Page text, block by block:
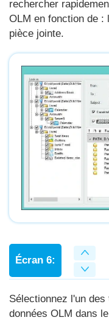
rechercher
OLM en fonction de :
pièce jointe.
Écran 6:
Sélectionnez l'un
données OLM dans